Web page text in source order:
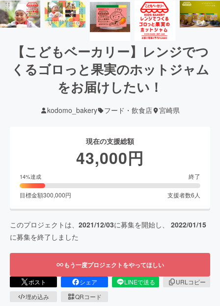
【こどもベーカリー】レンジでつ
くるゴロっと果実のホットジャム
をお届けしたい！
kodomo_bakery フード・飲食店 宮崎県
現在の支援総額
43,000円
14%達成 終了
目標金額300,000円 支援者数6 人
このプロジェクトは、 2021/12/03に募集を開始し、 2022/01/15
に募集を終了しました
もう一度プロジェクトをやってほしい
ポスト シェア LINEで送る
URLコピー
埋め込み
QRコード